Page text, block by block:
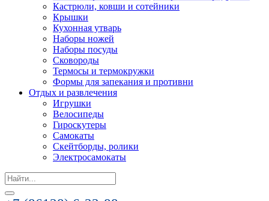
Кастрюли, ковши и сотейники
Крышки
Кухонная утварь
Наборы ножей
Наборы посуды
Сковороды
Термосы и термокружки
Формы для запекания и противни
Отдых и развлечения
Игрушки
Велосипеды
Гироскутеры
Самокаты
Скейтборды, ролики
Электросамокаты
Search
for: